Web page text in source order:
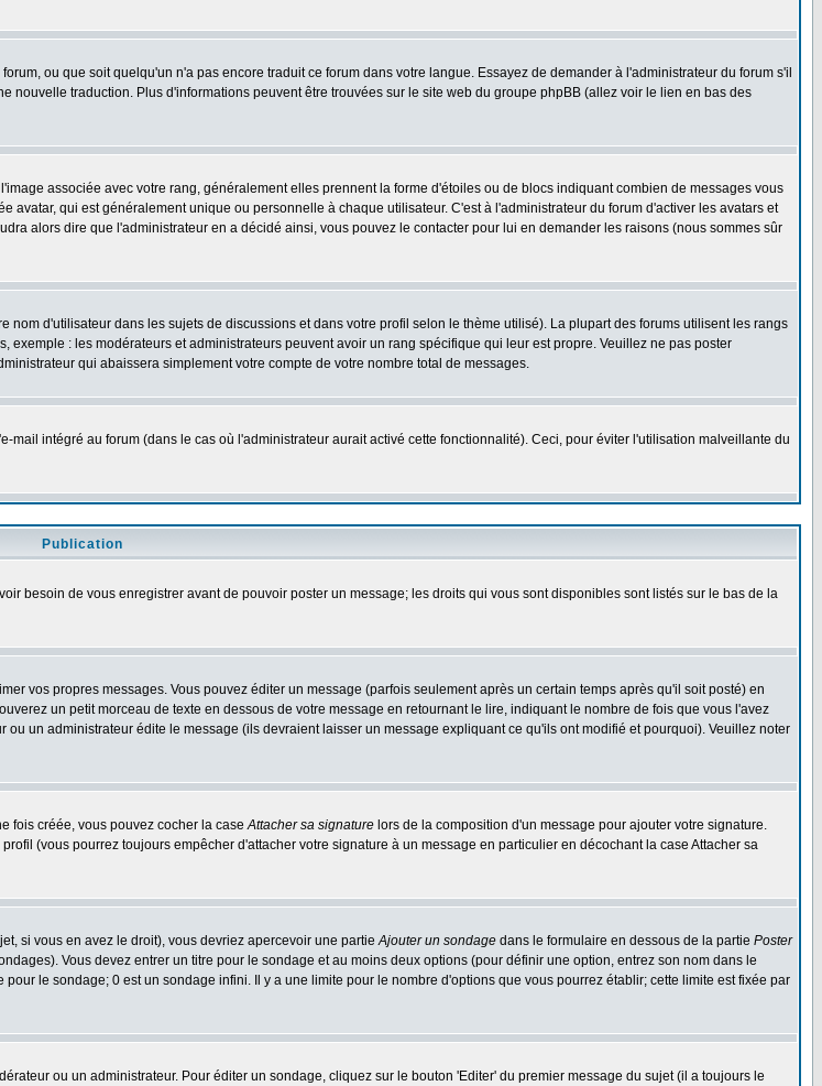
ou que soit quelqu'un n'a pas encore traduit ce forum dans votre langue. Essayez de demander à l'administrateur du forum s'il
traduction. Plus d'informations peuvent être trouvées sur le site web du groupe phpBB (allez voir le lien en bas des
associée avec votre rang, généralement elles prennent la forme d'étoiles ou de blocs indiquant combien de messages vous
qui est généralement unique ou personnelle à chaque utilisateur. C'est à l'administrateur du forum d'activer les avatars et
alors dire que l'administrateur en a décidé ainsi, vous pouvez le contacter pour lui en demander les raisons (nous sommes sûr
d'utilisateur dans les sujets de discussions et dans votre profil selon le thème utilisé). La plupart des forums utilisent les rangs
: les modérateurs et administrateurs peuvent avoir un rang spécifique qui leur est propre. Veuillez ne pas poster
qui abaissera simplement votre compte de votre nombre total de messages.
intégré au forum (dans le cas où l'administrateur aurait activé cette fonctionnalité). Ceci, pour éviter l'utilisation malveillante du
Publication
besoin de vous enregistrer avant de pouvoir poster un message; les droits qui vous sont disponibles sont listés sur le bas de la
vos propres messages. Vous pouvez éditer un message (parfois seulement après un certain temps après qu'il soit posté) en
un petit morceau de texte en dessous de votre message en retournant le lire, indiquant le nombre de fois que vous l'avez
un administrateur édite le message (ils devraient laisser un message expliquant ce qu'ils ont modifié et pourquoi). Veuillez noter
fois créée, vous pouvez cocher la caseAttacher sa signature lors de la composition d'un message pour ajouter votre signature.
(vous pourrez toujours empêcher d'attacher votre signature à un message en particulier en décochant la case Attacher sa
si vous en avez le droit), vous devriez apercevoir une partieAjouter un sondage dans le formulaire en dessous de la partie Poster
Vous devez entrer un titre pour le sondage et au moins deux options (pour définir une option, entrez son nom dans le
le sondage; 0 est un sondage infini. Il y a une limite pour le nombre d'options que vous pourrez établir; cette limite est fixée par
ou un administrateur. Pour éditer un sondage, cliquez sur le bouton 'Editer' du premier message du sujet (il a toujours le